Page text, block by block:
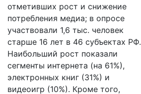
отметивших рост и снижение
потребления медиа; в опросе
участвовали 1,6 тыс. человек
старше 16 лет в 46 субъектах РФ.
Наибольший рост показали
сегменты интернета (на 61%),
электронных книг (31%) и
видеоигр (10%). Кроме того,